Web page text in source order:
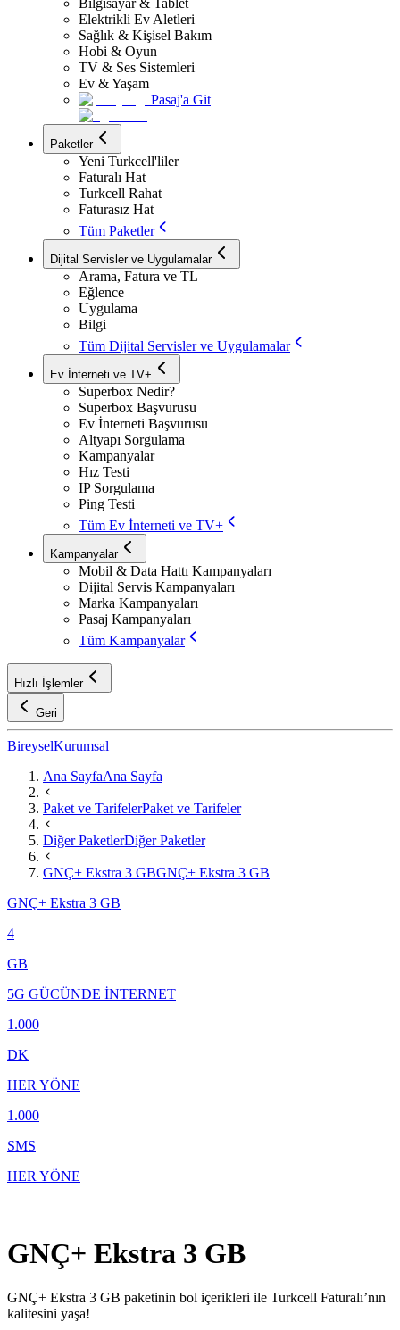
Bilgisayar & Tablet
Elektrikli Ev Aletleri
Sağlık & Kişisel Bakım
Hobi & Oyun
TV & Ses Sistemleri
Ev & Yaşam
Pasaj'a Git
Paketler
Yeni Turkcell'liler
Faturalı Hat
Turkcell Rahat
Faturasız Hat
Tüm Paketler
Dijital Servisler ve Uygulamalar
Arama, Fatura ve TL
Eğlence
Uygulama
Bilgi
Tüm Dijital Servisler ve Uygulamalar
Ev İnterneti ve TV+
Superbox Nedir?
Superbox Başvurusu
Ev İnterneti Başvurusu
Altyapı Sorgulama
Kampanyalar
Hız Testi
IP Sorgulama
Ping Testi
Tüm Ev İnterneti ve TV+
Kampanyalar
Mobil & Data Hattı Kampanyaları
Dijital Servis Kampanyaları
Marka Kampanyaları
Pasaj Kampanyaları
Tüm Kampanyalar
Hızlı İşlemler
Geri
BireyselKurumsal
Ana SayfaAna Sayfa
Paket ve TarifelerPaket ve Tarifeler
Diğer PaketlerDiğer Paketler
GNÇ+ Ekstra 3 GBGNÇ+ Ekstra 3 GB
GNÇ+ Ekstra 3 GB
4
GB
5G GÜCÜNDE İNTERNET
1.000
DK
HER YÖNE
1.000
SMS
HER YÖNE
GNÇ+ Ekstra 3 GB
GNÇ+ Ekstra 3 GB paketinin bol içerikleri ile Turkcell Faturalı’nın
kalitesini yaşa!